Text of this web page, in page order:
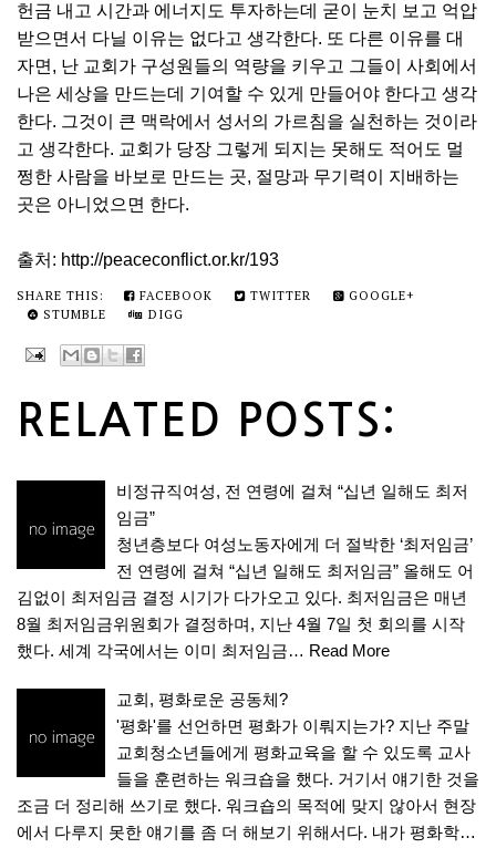
헌금 내고 시간과 에너지도 투자하는데 굳이 눈치 보고 억압
받으면서 다닐 이유는 없다고 생각한다. 또 다른 이유를 대
자면, 난 교회가 구성원들의 역량을 키우고 그들이 사회에서
나은 세상을 만드는데 기여할 수 있게 만들어야 한다고 생각
한다. 그것이 큰 맥락에서 성서의 가르침을 실천하는 것이라
고 생각한다. 교회가 당장 그렇게 되지는 못해도 적어도 멀
쩡한 사람을 바보로 만드는 곳, 절망과 무기력이 지배하는
곳은 아니었으면 한다.
출처: http://peaceconflict.or.kr/193
SHARE THIS: FACEBOOK TWITTER
GOOGLE+
STUMBLE
DIGG
RELATED POSTS:
비정규직여성, 전 연령에 걸쳐 “십년 일해도 최저
임금”
청년층보다 여성노동자에게 더 절박한 ‘최저임금’
전 연령에 걸쳐 “십년 일해도 최저임금” 올해도 어
김없이 최저임금 결정 시기가 다가오고 있다. 최저임금은 매년
8월 최저임금위원회가 결정하며, 지난 4월 7일 첫 회의를 시작
했다. 세계 각국에서는 이미 최저임금… Read More
교회, 평화로운 공동체?
'평화'를 선언하면 평화가 이뤄지는가? 지난 주말
교회청소년들에게 평화교육을 할 수 있도록 교사
들을 훈련하는 워크숍을 했다. 거기서 얘기한 것을
조금 더 정리해 쓰기로 했다. 워크숍의 목적에 맞지 않아서 현장
에서 다루지 못한 얘기를 좀 더 해보기 위해서다. 내가 평화학…